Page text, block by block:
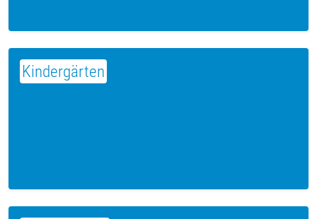
Kindergärten